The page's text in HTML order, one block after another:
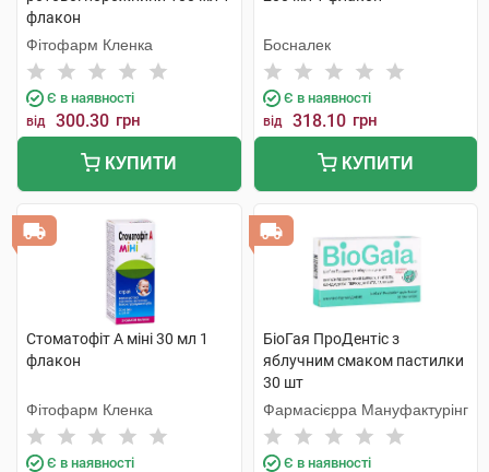
флакон
Фітофарм Кленка
Є в наявності
від 300.30 грн
КУПИТИ
Босналек
Є в наявності
від 318.10 грн
КУПИТИ
Стоматофіт А міні 30 мл 1
флакон
Фітофарм Кленка
Є в наявності
БіоГая ПроДентіс з
яблучним смаком пастилки
30 шт
Фармасієрра Мануфактурінг
Є в наявності